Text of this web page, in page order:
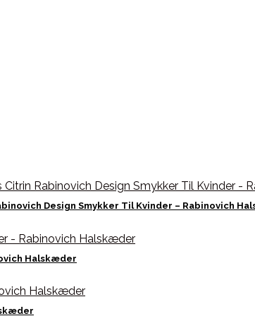
Design Smykker Til Kvinder – Rabinovich
Halskæder